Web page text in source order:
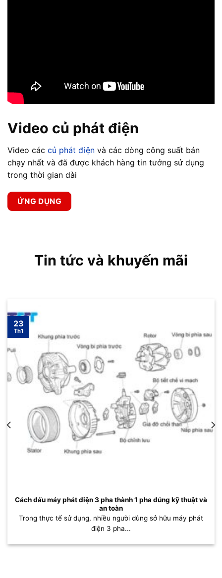
Video củ phát điện
Video các củ phát điện và các dòng công suất bán
chạy nhất và đã được khách hàng tin tưởng sử dụng
trong thời gian dài
ỨNG DỤNG
Tin tức và khuyến mãi
Cách đấu máy phát điện 3 pha thành 1 pha đúng kỹ thuật và
an toàn
Trong thực tế sử dụng, nhiều người dùng sở hữu máy phát
điện 3 pha...
23
Th1